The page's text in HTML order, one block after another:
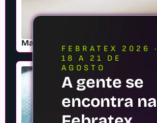
Malha Poliéster Bliss
FEBRATEX 2026 ·
18 A 21 DE
AGOSTO
A gente se
encontra na